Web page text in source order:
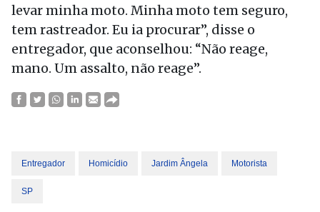
levar minha moto. Minha moto tem seguro,
tem rastreador. Eu ia procurar”, disse o
entregador, que aconselhou: “Não reage,
mano. Um assalto, não reage”.
Entregador Homicídio Jardim Ângela Motorista
SP